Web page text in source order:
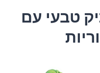
טבעי עם